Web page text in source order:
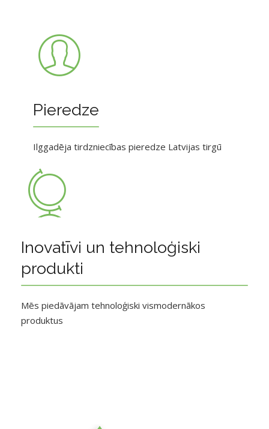
Pieredze
Ilggadēja tirdzniecības pieredze Latvijas tirgū
Inovatīvi un tehnoloģiski
produkti
Mēs piedāvājam tehnoloģiski vismodernākos
produktus